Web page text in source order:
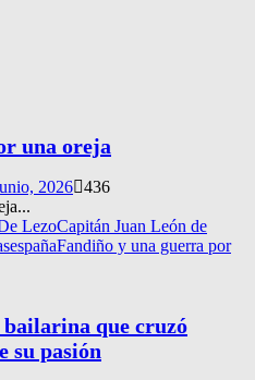
una oreja
2026 436
LezoCapitán Juan León de
españaFandiño y una guerra por
que cruzó
su pasión